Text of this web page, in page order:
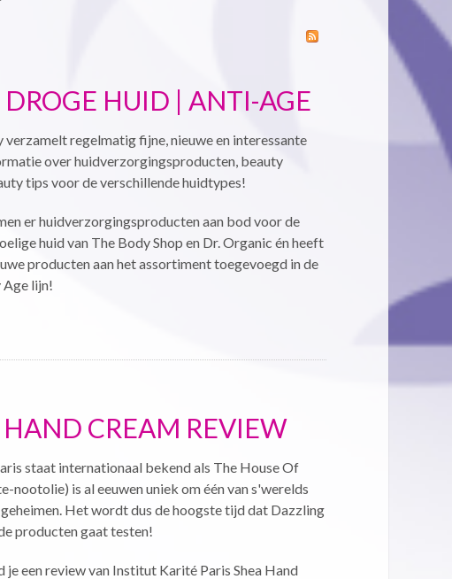
HUID | ANTI-AGE
verzamelt regelmatig fijne, nieuwe en interessante
over huidverzorgingsproducten, beauty
tips voor de verschillende huidtypes!
er huidverzorgingsproducten aan bod voor de
huid van The Body Shop en Dr. Organic én heeft
producten aan het assortiment toegevoegd in de
Age lijn!
CREAM REVIEW
staat internationaal bekend als The House Of
nootolie) is al eeuwen uniek om één van s'werelds
Het wordt dus de hoogste tijd dat Dazzling
producten gaat testen!
je een review van Institut Karité Paris Shea Hand